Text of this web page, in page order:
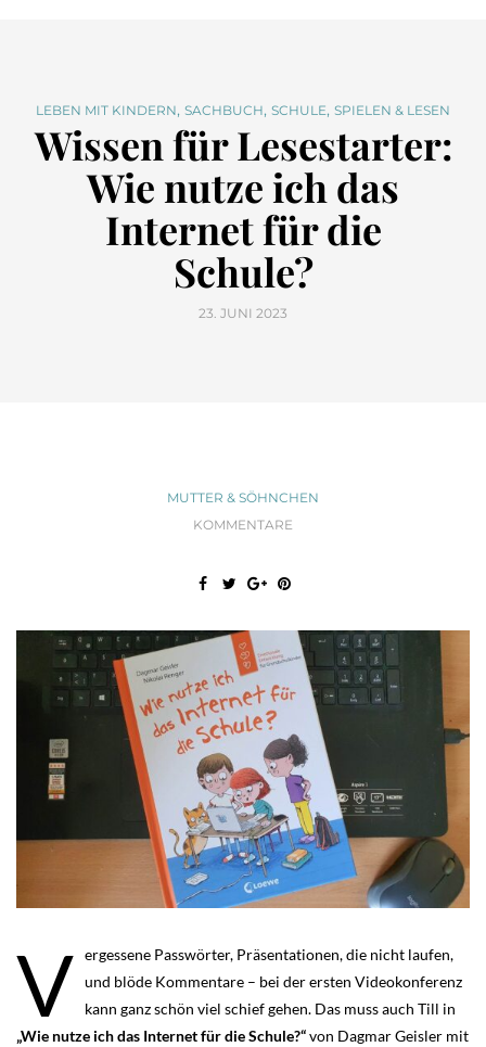
LEBEN MIT KINDERN, SACHBUCH, SCHULE, SPIELEN & LESEN
Wissen für Lesestarter:
Wie nutze ich das
Internet für die
Schule?
23. JUNI 2023
MUTTER & SÖHNCHEN
KOMMENTARE
V ergessene Passwörter, Präsentationen, die nicht laufen,
und blöde Kommentare – bei der ersten Videokonferenz
kann ganz schön viel schief gehen. Das muss auch Till in
„Wie nutze ich das Internet für die Schule?“von Dagmar Geisler mit